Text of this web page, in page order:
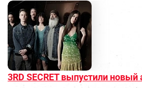
3RD SECRET выпустили новый